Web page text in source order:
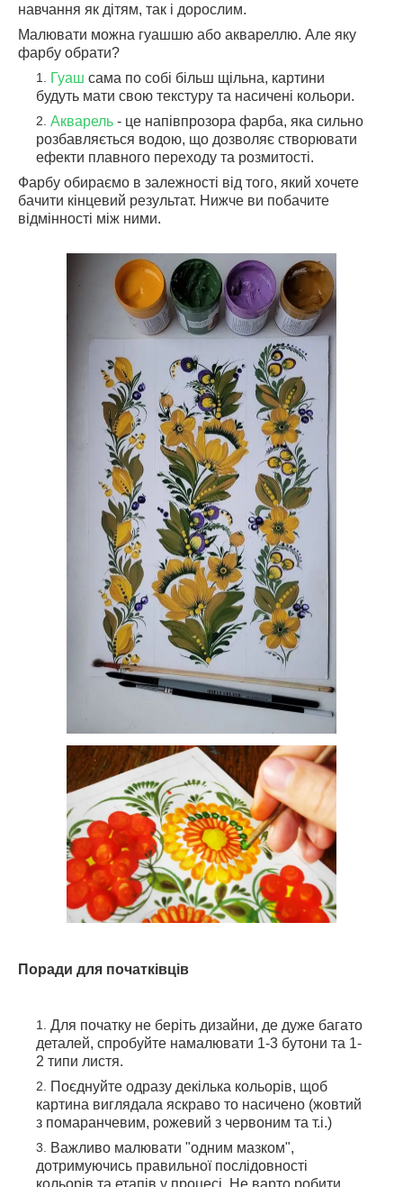
навчання як дітям, так і дорослим.
Малювати можна гуашшю або аквареллю. Але яку
фарбу обрати?
Гуаш сама по собі більш щільна, картини
будуть мати свою текстуру та насичені кольори.
Акварель - це напівпрозора фарба, яка сильно
розбавляється водою, що дозволяє створювати
ефекти плавного переходу та розмитості.
Фарбу обираємо в залежності від того, який хочете
бачити кінцевий результат. Нижче ви побачите
відмінності між ними.
Поради для початківців
Для початку не беріть дизайни, де дуже багато
деталей, спробуйте намалювати 1-3 бутони та 1-
2 типи листя.
Поєднуйте одразу декілька кольорів, щоб
картина виглядала яскраво то насичено (жовтий
з помаранчевим, рожевий з червоним та т.і.)
Важливо малювати "одним мазком",
дотримуючись правильної послідовності